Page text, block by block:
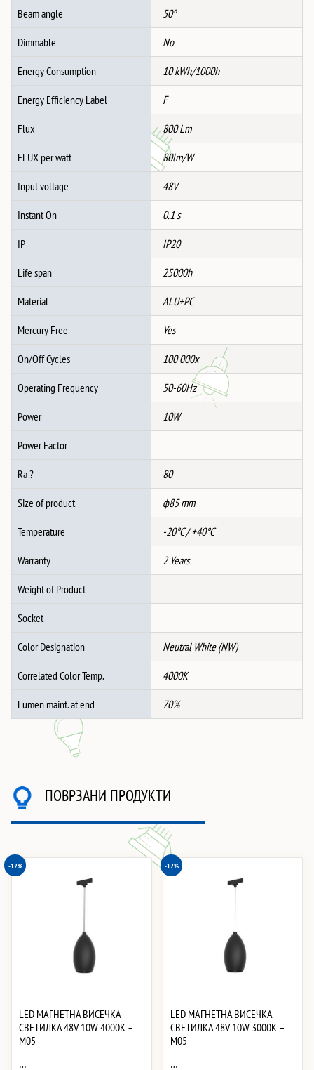
M20/M35
Beam angle 50º
Dimmable No
Energy Consumption 10 kWh/1000h
Energy Efficiency Label F
Flux 800 Lm
FLUX per watt 80lm/W
Input voltage 48V
Instant On 0.1 s
IP IP20
Life span 25000h
Material ALU+PC
Mercury Free Yes
On/Off Cycles 100 000x
Operating Frequency 50-60Hz
Power 10W
Power Factor
Ra ? 80
Size of product ф85 mm
Temperature -20°C / +40°C
Warranty 2 Years
Weight of Product
Socket
Color Designation Neutral White (NW)
Correlated Color Temp. 4000K
Lumen maint. at end 70%
ПОВРЗАНИ ПРОДУКТИ
-12%
LED МАГНЕТНА ВИСЕЧКА
СВЕТИЛКА 48V 10W 4000K –
M05
…
-12%
LED МАГНЕТНА ВИСЕЧКА
СВЕТИЛКА 48V 10W 3000K –
M05
…